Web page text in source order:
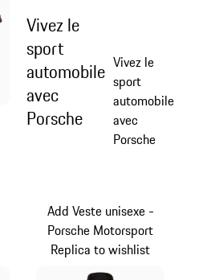
Vivez le
sport
automobile
avec
Porsche
Vivez le
sport
automobile
avec
Porsche
Add Veste unisexe -
Porsche Motorsport
Replica to wishlist